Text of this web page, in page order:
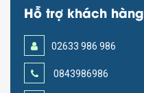
Hỗ trợ khách hàng
02633 986 986
0843986986